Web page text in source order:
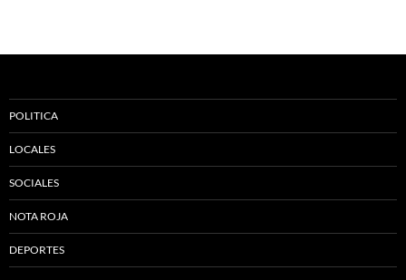
POLITICA
LOCALES
SOCIALES
NOTA ROJA
DEPORTES